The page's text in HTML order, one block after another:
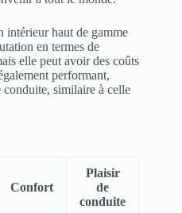
intérieur haut de gamme
en termes de
elle peut avoir des coûts
performant,
conduite, similaire à celle
Confort
Plaisir
de
conduite